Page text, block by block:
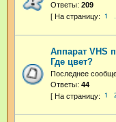
Ответы: 209
1
Аппарат VHS
Где цвет?
Последнее
Ответы: 44
1